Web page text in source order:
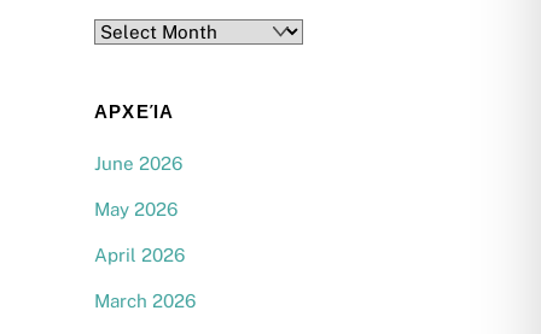
Archives
ΑΡΧΕΊΑ
June 2026
May 2026
April 2026
March 2026